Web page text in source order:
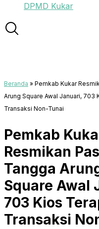
DPMD Kukar
Beranda » Pemkab Kukar
Arung Square Awal Januari, 703
Transaksi Non-Tunai
Pemkab
Resmikan
Tangga
Square Awal
703 Kios
Transaksi